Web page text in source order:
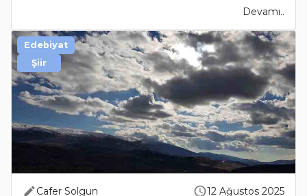
Devamı..
Cafer Solgun 12 Ağustos 2025
Edebiyat
Şiir